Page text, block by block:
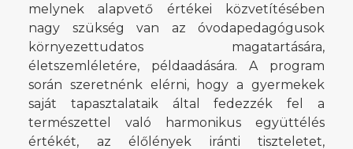
melynek alapvető értékei közvetítésében
nagy szükség van az óvodapedagógusok
környezettudatos magatartására,
életszemléletére, példaadására. A program
során szeretnénk elérni, hogy a gyermekek
saját tapasztalataik által fedezzék fel a
természettel való harmonikus együttélés
értékét, az élőlények iránti tiszteletet,